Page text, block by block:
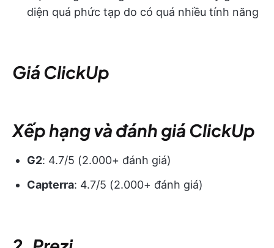
diện quá phức tạp do có quá nhiều tính năng
Giá ClickUp
Xếp hạng và đánh giá ClickUp
G2: 4.7/5 (2.000+ đánh giá)
Capterra: 4.7/5 (2.000+ đánh giá)